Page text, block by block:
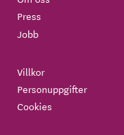
Press
Jobb
Villkor
Personuppgifter
Cookies